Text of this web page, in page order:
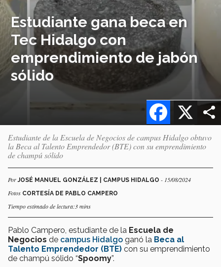
Estudiante gana beca en
Tec Hidalgo con
emprendimiento de jabón
sólido
X
Facebook
Estudiante de la Escuela de Negocios de campus Hidalgo obtuvo
la Beca al Talento Emprendedor (BTE) con su emprendimiento
de champú sólido
PorJOSÉ MANUEL GONZÁLEZ | CAMPUS HIDALGO - 15/08/2024
Fotos CORTESÍA DE PABLO CAMPERO
Tiempo estimado de lectura:3 mins
Pablo Campero, estudiante de la Escuela de
Negocios de campus Hidalgo ganó la Beca al
Talento Emprendedor (BTE) con su emprendimiento
de champú sólido “Spoomy”.